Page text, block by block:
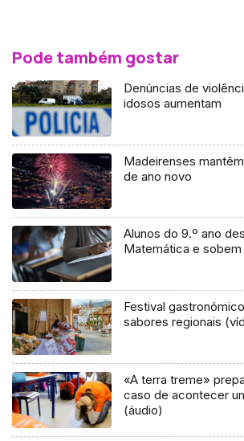
Pode também gostar
Denúncias de
idosos aumentam
Madeirenses
de ano novo
Alunos do 9.º ano
Matemática e
Festival
sabores regionais
«A terra treme»
caso de acontecer
(áudio)